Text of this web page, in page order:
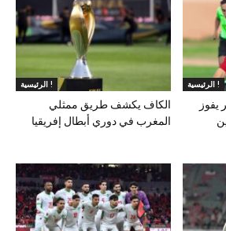
الرئيسية !
الكاف يكشف طريق ممثلي
المغرب في دوري أبطال إفريقيا
الرئيسية !
يفوز